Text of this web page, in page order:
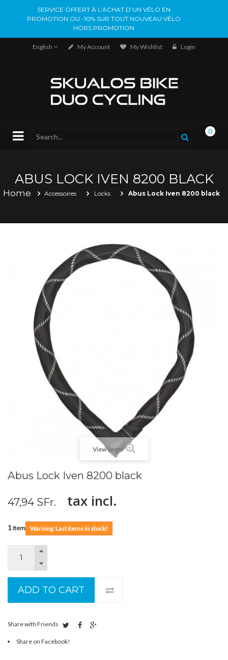
SERVICE OFFERT À L’ACHAT D’UN VÉLO EN
PROMOTION OU -10% SUR TOUT NOUVEAU VÉLO
HORS PROMOTION
English My Account My Wishlist Login
0
ABUS LOCK IVEN 8200 BLACK
Home Accessoires Locks Abus Lock Iven 8200 black
View larger
Abus Lock Iven 8200 black
47,94 SFr. tax incl.
1Item Warning: Last items in stock!
ADD TO CART
Share with Friends
Share on Facebook!